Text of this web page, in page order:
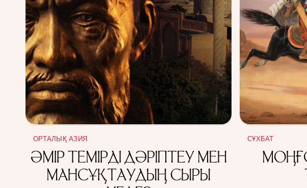
ОРТАЛЫҚ АЗИЯ
ӘМІР ТЕМІРДІ ДӘРІПТЕУ МЕН
МАНСҰҚТАУДЫҢ СЫРЫ
СҰХБАТ